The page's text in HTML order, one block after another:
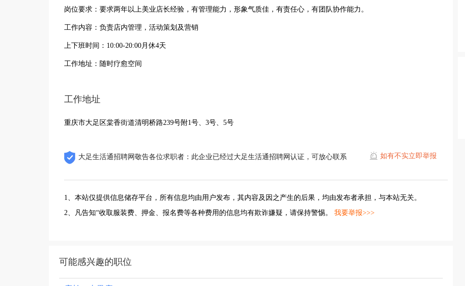
岗位要求：要求两年以上美业店长经验，有管理能力，形象气质佳，有责任心，有团队协作能力。
工作内容：负责店内管理，活动策划及营销
上下班时间：10:00-20:00月休4天
工作地址：随时疗愈空间
工作地址
重庆市大足区棠香街道清明桥路239号附1号、3号、5号
大足生活通招聘网敬告各位求职者：此企业已经过大足生活通招聘网认证，可放心联系 如有不实立即举报
1、本站仅提供信息储存平台，所有信息均由用户发布，其内容及因之产生的后果，均由发布者承担，与本站无关。
2、凡告知“收取服装费、押金、报名费等各种费用的信息均有欺诈嫌疑，请保持警惕。 我要举报>>>
可能感兴趣的职位